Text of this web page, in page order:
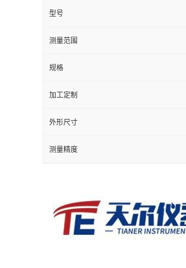
型号
测量范围
规格
加工定制
外形尺寸
测量精度